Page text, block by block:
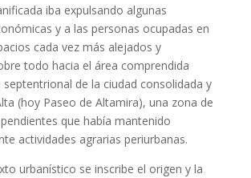
iba expulsando algunas
y a las personas ocupadas en
cada vez más alejados y
todo hacia el área comprendida
de la ciudad consolidada y
(hoy Paseo de Altamira), una zona de
que había mantenido
actividades agrarias periurbanas.
urbanístico se inscribe el origen y la